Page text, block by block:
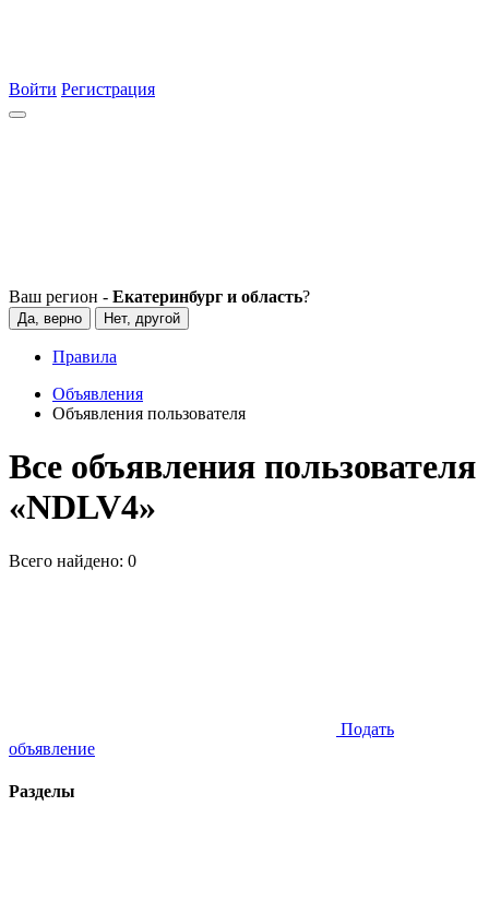
Войти Регистрация
Ваш регион - Екатеринбург и область?
Да, верно Нет, другой
Правила
Объявления
Объявления пользователя
Все объявления пользователя
«NDLV4»
Всего найдено: 0
Подать
объявление
Разделы